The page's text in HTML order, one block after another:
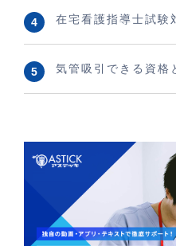
在宅看護指導士試験
気管吸引できる資格